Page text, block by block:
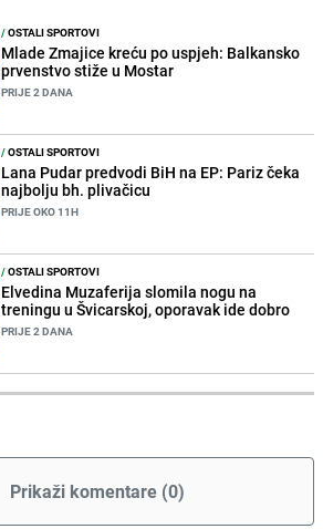
/OSTALI SPORTOVI
Mlade Zmajice kreću po uspjeh: Balkansko
prvenstvo stiže u Mostar
PRIJE 2 DANA
/OSTALI SPORTOVI
Lana Pudar predvodi BiH na EP: Pariz čeka
najbolju bh. plivačicu
PRIJE OKO 11H
/OSTALI SPORTOVI
Elvedina Muzaferija slomila nogu na
treningu u Švicarskoj, oporavak ide dobro
PRIJE 2 DANA
Prikaži komentare (0)